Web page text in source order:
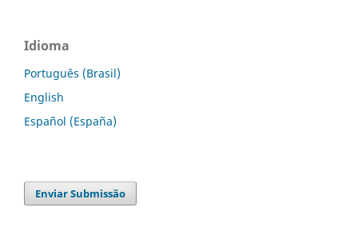
Idioma
Português (Brasil)
English
Español (España)
Enviar Submissão